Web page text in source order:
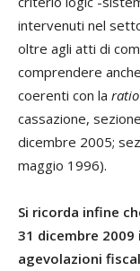
intervenuti nel
oltre agli atti di
comprendere
coerenti con la
cassazione,
dicembre 2005;
maggio 1996).
Si ricorda infine
31 dicembre
agevolazioni